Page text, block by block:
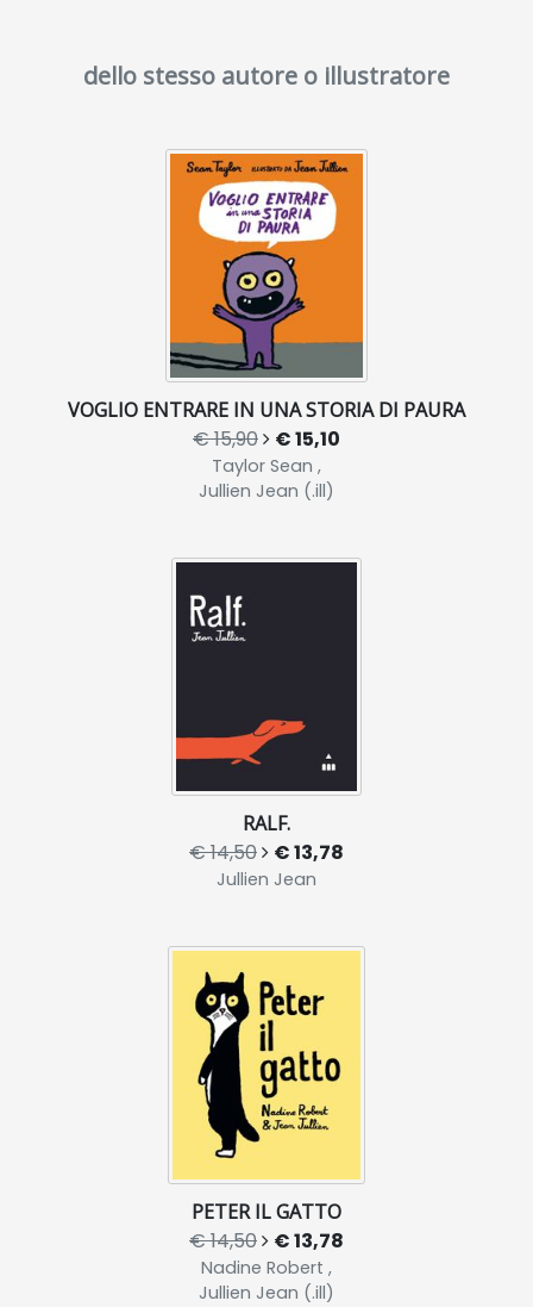
dello stesso autore o illustratore
VOGLIO ENTRARE IN UNA STORIA DI PAURA
€ 15,90 € 15,10
Taylor Sean ,
Jullien Jean (.ill)
RALF.
€ 14,50 € 13,78
Jullien Jean
PETER IL GATTO
€ 14,50 € 13,78
Nadine Robert ,
Jullien Jean (.ill)